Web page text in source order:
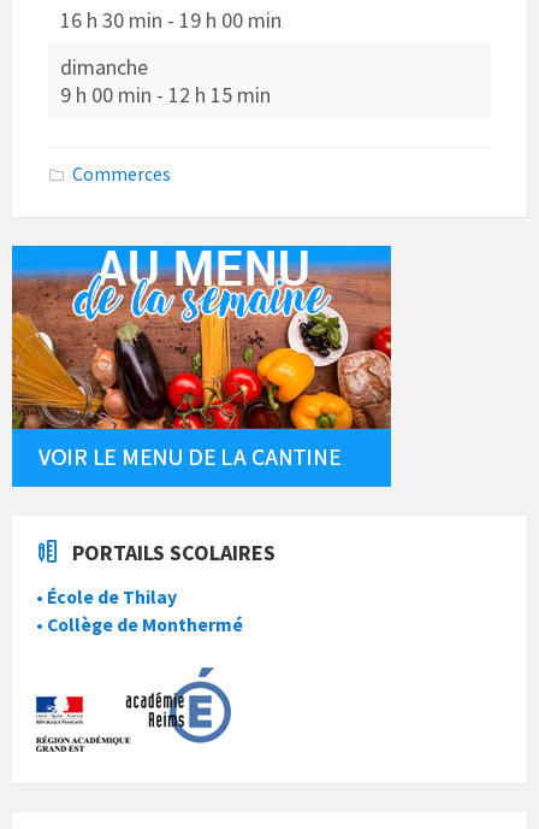
16 h 30 min - 19 h 00 min
dimanche
9 h 00 min - 12 h 15 min
Commerces
PORTAILS SCOLAIRES
• École de Thilay
• Collège de Monthermé